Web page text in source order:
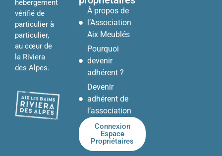
hébergement
vérifié de
particulier à
particulier,
au cœur de
la Riviera
des Alpes.
À propos de
l’Association
Aix Meublés
Pourquoi
devenir
adhérent ?
Devenir
adhérent de
l’association
Connexion
Espace
Propriétaires